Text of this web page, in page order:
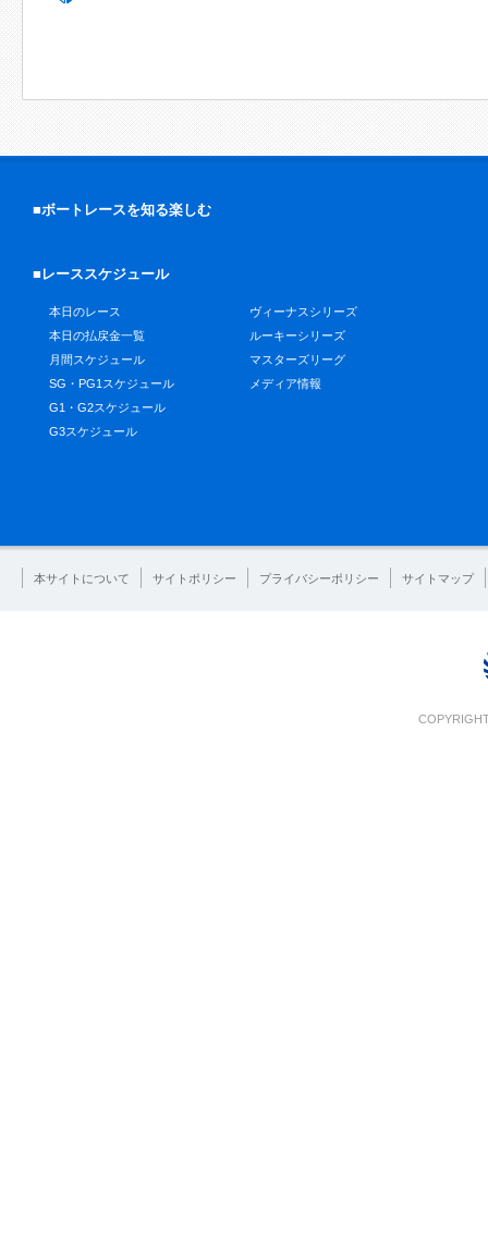
■ボートレースを知る楽しむ
■レーススケジュール
本日のレース
本日の払戻金一覧
月間スケジュール
SG・PG1スケジュール
G1・G2スケジュール
G3スケジュール
ヴィーナスシリーズ
ルーキーシリーズ
マスターズリーグ
メディア情報
本サイトについて サイトポリシー プライバシーポリシー サイトマップ